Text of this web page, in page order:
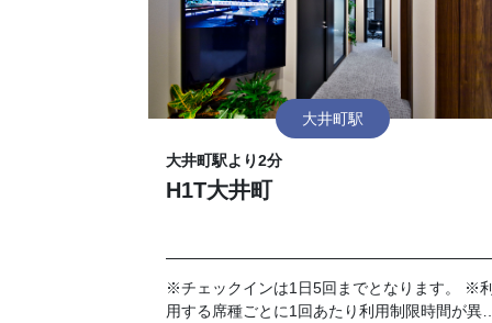
大井町駅
大井町駅より2分
H1T大井町
※チェックインは1日5回までとなります。 ※
用する席種ごとに1回あたり利用制限時間が異な